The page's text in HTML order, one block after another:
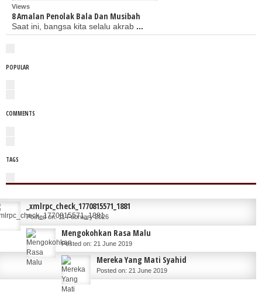
Views
8 Amalan Penolak Bala Dan Musibah
Saat ini, bangsa kita selalu akrab ...
POPULAR
COMMENTS
TAGS
_xmlrpc_check_1770815571_1881
Posted on: 11 February 2026
Mengokohkan Rasa Malu
Posted on: 21 June 2019
Mereka Yang Mati Syahid
Posted on: 21 June 2019